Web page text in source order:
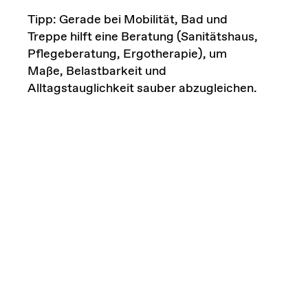
Tipp: Gerade bei Mobilität, Bad und
Treppe hilft eine Beratung (Sanitätshaus,
Pflegeberatung, Ergotherapie), um
Maße, Belastbarkeit und
Alltagstauglichkeit sauber abzugleichen.